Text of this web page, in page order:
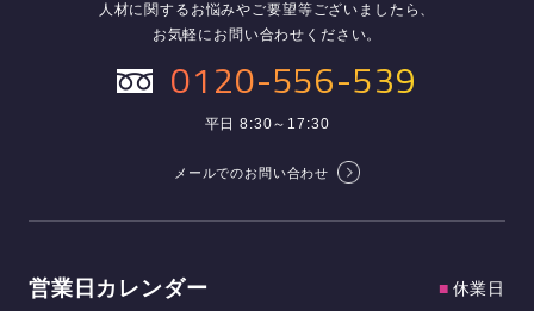
人材に関するお悩みやご要望等ございましたら、
お気軽にお問い合わせください。
0120-556-539
平日 8:30～17:30
メールでのお問い合わせ
営業日カレンダー ■ 休業日